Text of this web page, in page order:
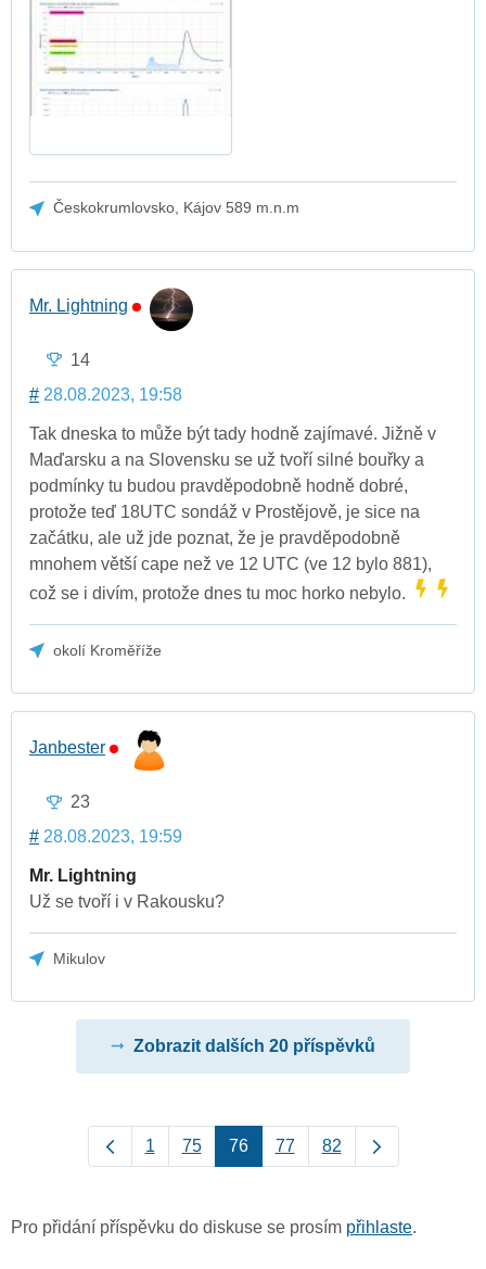
Českokrumlovsko, Kájov 589 m.n.m
Mr. Lightning
14
# 28.08.2023, 19:58
Tak dneska to může být tady hodně zajímavé. Jižně v
Maďarsku a na Slovensku se už tvoří silné bouřky a
podmínky tu budou pravděpodobně hodně dobré,
protože teď 18UTC sondáž v Prostějově, je sice na
začátku, ale už jde poznat, že je pravděpodobně
mnohem větší cape než ve 12 UTC (ve 12 bylo 881),
což se i divím, protože dnes tu moc horko nebylo.
okolí Kroměříže
Janbester
23
# 28.08.2023, 19:59
Mr. Lightning
Už se tvoří i v Rakousku?
Mikulov
Zobrazit dalších 20 příspěvků
1 75 76 77 82
Pro přidání příspěvku do diskuse se prosím přihlaste.